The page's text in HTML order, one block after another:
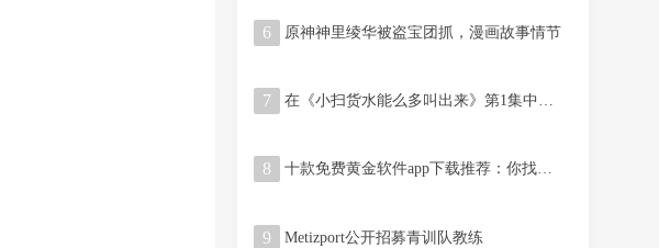
6 原神神里绫华被盗宝团抓，漫画故事情节
7
8 十款免费黄金软件app下载推荐：你找到你心仪的软件了吗？
9 Metizport公开招募青训队教练